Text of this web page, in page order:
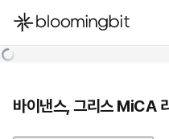
한국어
바이낸스, 그리스 MiCA